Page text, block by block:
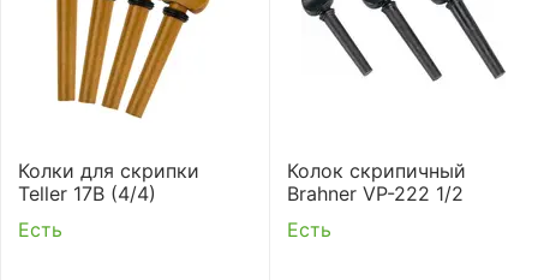
Колки для скрипки
Teller 17B (4/4)
Есть
Колок скрипичный
Brahner VP-222 1/2
Есть